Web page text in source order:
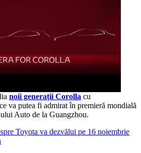
noii generații Corolla cu
va putea fi admirat în premieră mondială
Auto de la Guangzhou.
Toyota va dezvălui pe 16 noiembrie